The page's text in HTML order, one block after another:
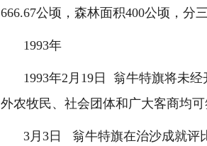
666.67公顷，森林面积400公顷，分
1993年
1993年2 月 19 日 翁牛特旗将未经
外农牧民、社会团体和广大客商均
3月 3 日 翁牛特旗在治沙成就评